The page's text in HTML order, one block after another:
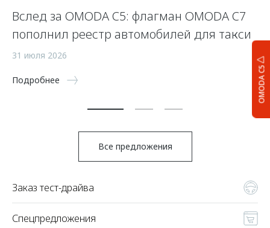
OMODA C5
Вслед за OMODA C5: флагман OMODA C7
пополнил реестр автомобилей для такси
31 июля 2026
Подробнее
5
Все предложения
Заказ тест-драйва
Спецпредложения